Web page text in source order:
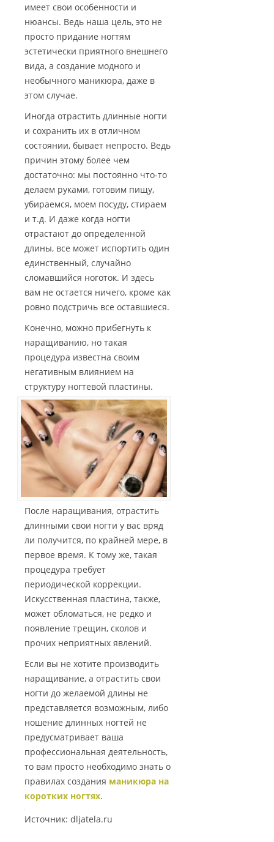
имеет свои особенности и
нюансы. Ведь наша цель, это не
просто придание ногтям
эстетически приятного внешнего
вида, а создание модного и
необычного маникюра, даже в
этом случае.
Иногда отрастить длинные ногти
и сохранить их в отличном
состоянии, бывает непросто. Ведь
причин этому более чем
достаточно: мы постоянно что-то
делаем руками, готовим пищу,
убираемся, моем посуду, стираем
и т.д. И даже когда ногти
отрастают до определенной
длины, все может испортить один
единственный, случайно
сломавшийся ноготок. И здесь
вам не остается ничего, кроме как
ровно подстричь все оставшиеся.
Конечно, можно прибегнуть к
наращиванию, но такая
процедура известна своим
негативным влиянием на
структуру ногтевой пластины.
После наращивания, отрастить
длинными свои ногти у вас вряд
ли получится, по крайней мере, в
первое время. К тому же, такая
процедура требует
периодической коррекции.
Искусственная пластина, также,
может обломаться, не редко и
появление трещин, сколов и
прочих неприятных явлений.
Если вы не хотите производить
наращивание, а отрастить свои
ногти до желаемой длины не
представляется возможным, либо
ношение длинных ногтей не
предусматривает ваша
профессиональная деятельность,
то вам просто необходимо знать о
правилах создания маникюра на
коротких ногтях.
Источник: dljatela.ru